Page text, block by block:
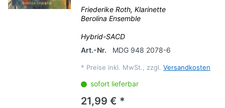
Friederike Roth, Klarinette
Berolina Ensemble
Hybrid-SACD
Art.-Nr.
MDG 948 2078-6
* Preise inkl. MwSt., zzgl. Versandkosten
sofort lieferbar
21,99 € *